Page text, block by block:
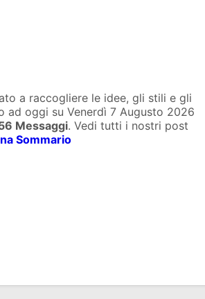
a raccogliere le idee, gli stili e gli
ad oggi su Venerdì 7 Augusto 2026
Messaggi. Vedi tutti i nostri post
Sommario